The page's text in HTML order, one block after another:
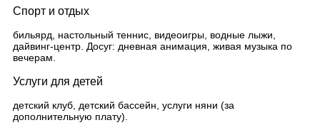
Спорт и отдых
бильярд, настольный теннис, видеоигры, водные лыжи,
дайвинг-центр. Досуг: дневная анимация, живая музыка по
вечерам.
Услуги для детей
детский клуб, детский бассейн, услуги няни (за
дополнительную плату).